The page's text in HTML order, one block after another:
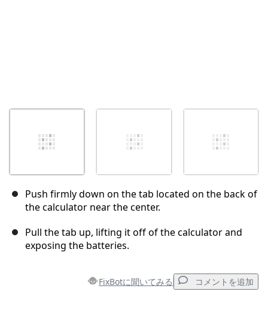
Push firmly down on the tab located on the back of
the calculator near the center.
Pull the tab up, lifting it off of the calculator and
exposing the batteries.
FixBotに聞いてみる コメントを追加